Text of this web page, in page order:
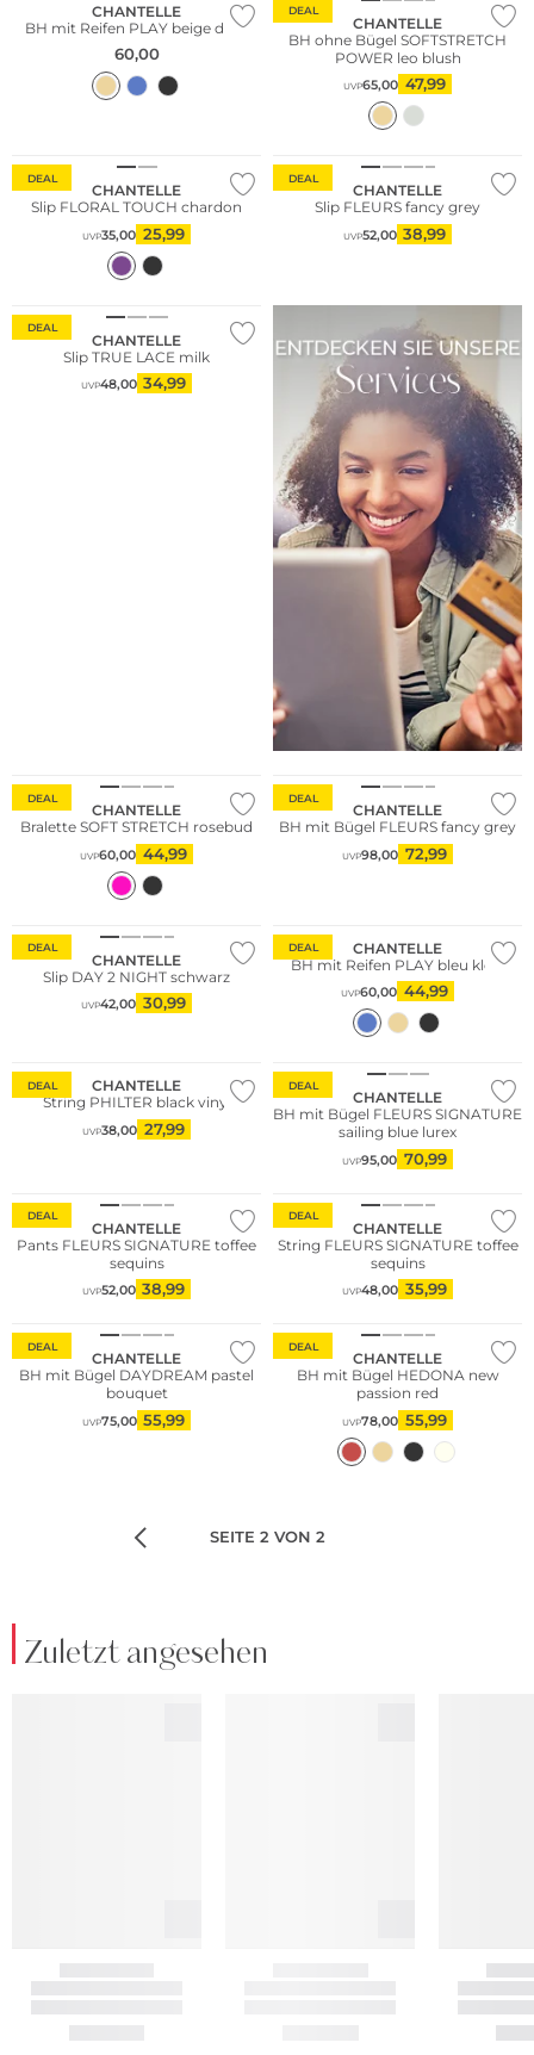
CHANTELLE
BH mit Reifen PLAY beige dore
60,00
DEAL
CHANTELLE
BH ohne Bügel SOFTSTRETCH
POWER leo blush
UVP65,00 47,99
DEAL
CHANTELLE
Slip FLORAL TOUCH chardon
UVP35,00 25,99
DEAL
CHANTELLE
Slip FLEURS fancy grey
UVP52,00 38,99
DEAL
CHANTELLE
Slip TRUE LACE milk
UVP48,00 34,99
DEAL
CHANTELLE
Bralette SOFT STRETCH rosebud
UVP60,00 44,99
DEAL
CHANTELLE
BH mit Bügel FLEURS fancy grey
UVP98,00 72,99
DEAL
CHANTELLE
Slip DAY 2 NIGHT schwarz
UVP42,00 30,99
DEAL
CHANTELLE
BH mit Reifen PLAY bleu klein
UVP60,00 44,99
DEAL
CHANTELLE
String PHILTER black vinyl
UVP38,00 27,99
DEAL
CHANTELLE
BH mit Bügel FLEURS SIGNATURE
sailing blue lurex
UVP95,00 70,99
DEAL
CHANTELLE
Pants FLEURS SIGNATURE toffee
sequins
UVP52,00 38,99
DEAL
CHANTELLE
String FLEURS SIGNATURE toffee
sequins
UVP48,00 35,99
DEAL
CHANTELLE
BH mit Bügel DAYDREAM pastel
bouquet
UVP75,00 55,99
DEAL
CHANTELLE
BH mit Bügel HEDONA new
passion red
UVP78,00 55,99
SEITE 2 VON 2
Zuletzt angesehen